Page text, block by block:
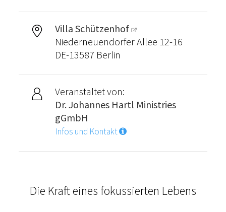
Villa Schützenhof
Niederneuendorfer Allee 12-16
DE-13587 Berlin
Veranstaltet von:
Dr. Johannes Hartl Ministries
gGmbH
Infos und Kontakt
Die Kraft eines fokussierten Lebens